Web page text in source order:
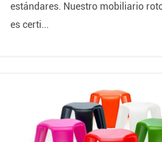
estándares. Nuestro mobiliario
es certi...